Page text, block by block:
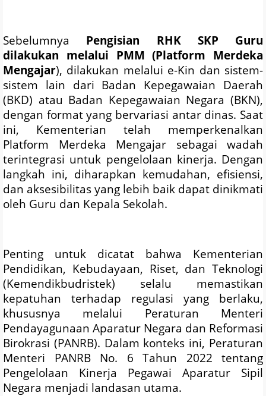
Sebelumnya Pengisian RHK SKP Guru
dilakukan melalui PMM (Platform Merdeka
Mengajar), dilakukan melalui e-Kin dan sistem-
sistem lain dari Badan Kepegawaian Daerah
(BKD) atau Badan Kepegawaian Negara (BKN),
dengan format yang bervariasi antar dinas. Saat
ini, Kementerian telah memperkenalkan
Platform Merdeka Mengajar sebagai wadah
terintegrasi untuk pengelolaan kinerja. Dengan
langkah ini, diharapkan kemudahan, efisiensi,
dan aksesibilitas yang lebih baik dapat dinikmati
oleh Guru dan Kepala Sekolah.
Penting untuk dicatat bahwa Kementerian
Pendidikan, Kebudayaan, Riset, dan Teknologi
(Kemendikbudristek) selalu memastikan
kepatuhan terhadap regulasi yang berlaku,
khususnya melalui Peraturan Menteri
Pendayagunaan Aparatur Negara dan Reformasi
Birokrasi (PANRB). Dalam konteks ini, Peraturan
Menteri PANRB No. 6 Tahun 2022 tentang
Pengelolaan Kinerja Pegawai Aparatur Sipil
Negara menjadi landasan utama.